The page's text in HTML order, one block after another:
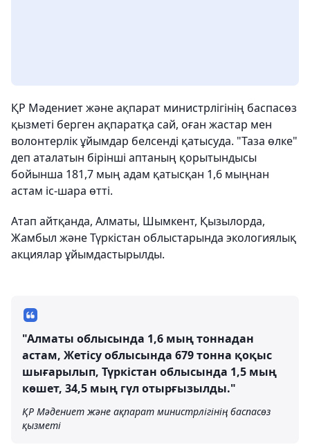
ҚР Мәдениет және ақпарат министрлігінің баспасөз
қызметі берген ақпаратқа сай, оған жастар мен
волонтерлік ұйымдар белсенді қатысуда. "Таза өлке"
деп аталатын бірінші аптаның қорытындысы
бойынша 181,7 мың адам қатысқан 1,6 мыңнан
астам іс-шара өтті.
Атап айтқанда, Алматы, Шымкент, Қызылорда,
Жамбыл және Түркістан облыстарында экологиялық
акциялар ұйымдастырылды.
"Алматы облысында 1,6 мың тоннадан
астам, Жетісу облысында 679 тонна қоқыс
шығарылып, Түркістан облысында 1,5 мың
көшет, 34,5 мың гүл отырғызылды."
ҚР Мәдениет және ақпарат министрлігінің баспасөз
қызметі